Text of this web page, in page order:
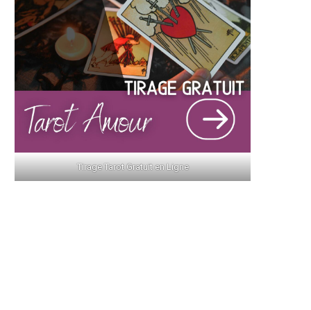
Tirage Tarot Gratuit en Ligne